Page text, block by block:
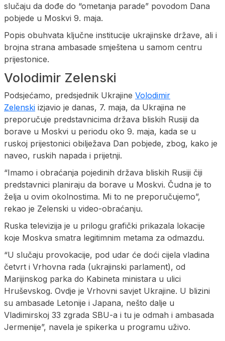
slučaju da dođe do “ometanja parade” povodom Dana
pobjede u Moskvi 9. maja.
Popis obuhvata ključne institucije ukrajinske države, ali i
brojna strana ambasade smještena u samom centru
prijestonice.
Volodimir Zelenski
Podsjećamo, predsjednik Ukrajine Volodimir
Zelenski izjavio je danas, 7. maja, da Ukrajina ne
preporučuje predstavnicima država bliskih Rusiji da
borave u Moskvi u periodu oko 9. maja, kada se u
ruskoj prijestonici obilježava Dan pobjede, zbog, kako je
naveo, ruskih napada i prijetnji.
“Imamo i obraćanja pojedinih država bliskih Rusiji čiji
predstavnici planiraju da borave u Moskvi. Čudna je to
želja u ovim okolnostima. Mi to ne preporučujemo”,
rekao je Zelenski u video-obraćanju.
Ruska televizija je u prilogu grafički prikazala lokacije
koje Moskva smatra legitimnim metama za odmazdu.
“U slučaju provokacije, pod udar će doći cijela vladina
četvrt i Vrhovna rada (ukrajinski parlament), od
Marijinskog parka do Kabineta ministara u ulici
Hruševskog. Ovdje je Vrhovni savjet Ukrajine. U blizini
su ambasade Letonije i Japana, nešto dalje u
Vladimirskoj 33 zgrada SBU-a i tu je odmah i ambasada
Jermenije”, navela je spikerka u programu uživo.